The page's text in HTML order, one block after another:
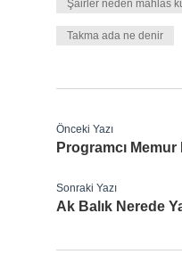
Şairler neden mahlas
Takma ada ne denir
Önceki Yazı
Programcı Memur
Sonraki Yazı
Ak Balık Nerede